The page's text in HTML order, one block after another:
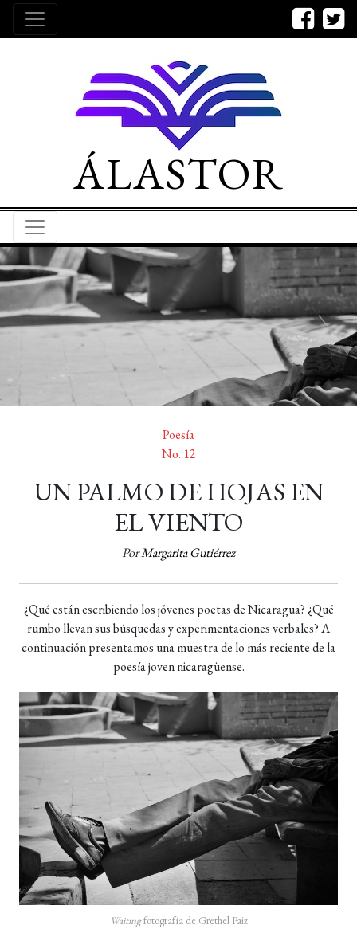
ÁLASTOR
Poesía
No. 12
UN PALMO DE HOJAS EN
EL VIENTO
PorMargarita Gutiérrez
¿Qué están escribiendo los jóvenes poetas de Nicaragua? ¿Qué
rumbo llevan sus búsquedas y experimentaciones verbales? A
continuación presentamos una muestra de lo más reciente de la
poesía joven nicaragüense.
Waitingfotografía de Grethel Paiz